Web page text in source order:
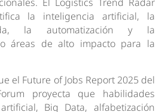
la inteligencia artificial, la
la automatización y la
áreas de alto impacto para la
el Future of Jobs Report 2025 del
proyecta que habilidades
Big Data, alfabetización